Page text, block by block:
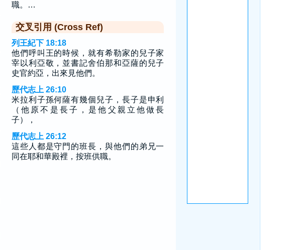
職。…
交叉引用 (Cross Ref)
列王紀下 18:18
他們呼叫王的時候，就有希勒家的兒子家
宰以利亞敬，並書記舍伯那和亞薩的兒子
史官約亞，出來見他們。
歷代志上 26:10
米拉利子孫何薩有幾個兒子，長子是申利
（他原不是長子，是他父親立他做長
子），
歷代志上 26:12
這些人都是守門的班長，與他們的弟兄一
同在耶和華殿裡，按班供職。